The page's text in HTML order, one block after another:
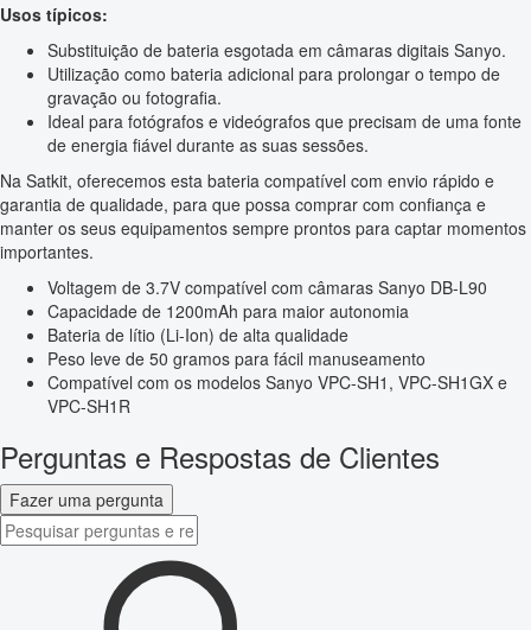
Usos típicos:
Substituição de bateria esgotada em câmaras digitais Sanyo.
Utilização como bateria adicional para prolongar o tempo de
gravação ou fotografia.
Ideal para fotógrafos e videógrafos que precisam de uma fonte
de energia fiável durante as suas sessões.
Na Satkit, oferecemos esta bateria compatível com envio rápido e
garantia de qualidade, para que possa comprar com confiança e
manter os seus equipamentos sempre prontos para captar momentos
importantes.
Voltagem de 3.7V compatível com câmaras Sanyo DB-L90
Capacidade de 1200mAh para maior autonomia
Bateria de lítio (Li-Ion) de alta qualidade
Peso leve de 50 gramos para fácil manuseamento
Compatível com os modelos Sanyo VPC-SH1, VPC-SH1GX e
VPC-SH1R
Perguntas e Respostas de Clientes
Fazer uma pergunta